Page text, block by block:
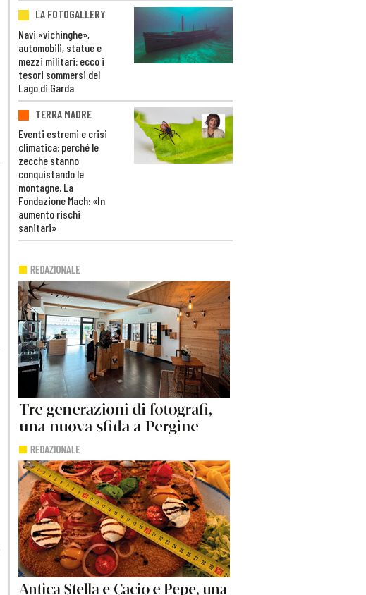
LA FOTOGALLERY
Navi «vichinghe»,
automobili, statue e
mezzi militari: ecco i
tesori sommersi del
Lago di Garda
TERRA MADRE
Eventi estremi e crisi
climatica: perché le
zecche stanno
conquistando le
montagne. La
Fondazione Mach: «In
aumento rischi
sanitari»